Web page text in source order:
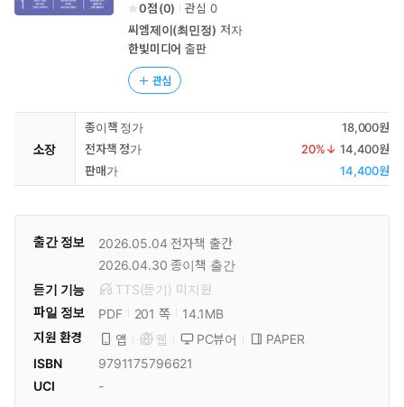
0
(0) 관심 0
씨엠제이(최민정) 저자
한빛미디어 출판
관심
소장
종이책 정가
18,000원
전자책 정가
20%↓ 14,400원
판매가
14,400원
출간 정보 2026.05.04 전자책 출간
2026.04.30 종이책 출간
듣기 기능
TTS(듣기) 미 지원
파일 정보
PDF 201 쪽
14.1MB
지원 환경
앱 웹 PC뷰어
PAPER
ISBN
9791175796621
UCI
-